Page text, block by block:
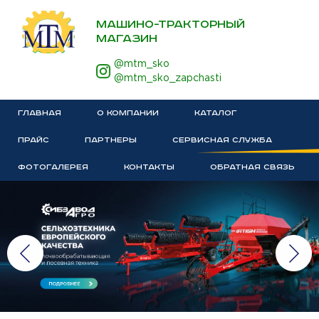
МАШИНО-ТРАКТОРНЫЙ
МАГАЗИН
@mtm_sko
@mtm_sko_zapchasti
ГЛАВНАЯ О КОМПАНИИ КАТАЛОГ
ПРАЙС ПАРТНЕРЫ СЕРВИСНАЯ СЛУЖБА
ФОТОГАЛЕРЕЯ КОНТАКТЫ ОБРАТНАЯ СВЯЗЬ